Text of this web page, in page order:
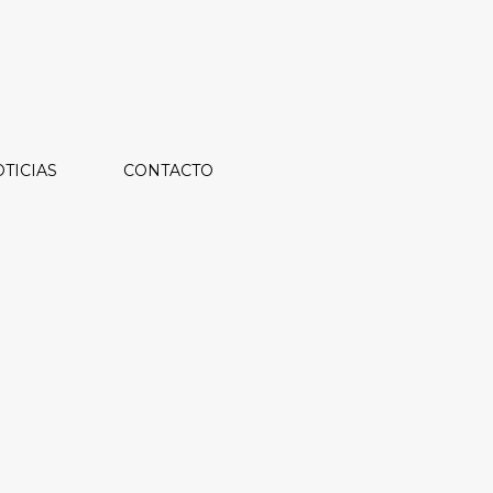
CONTACTO